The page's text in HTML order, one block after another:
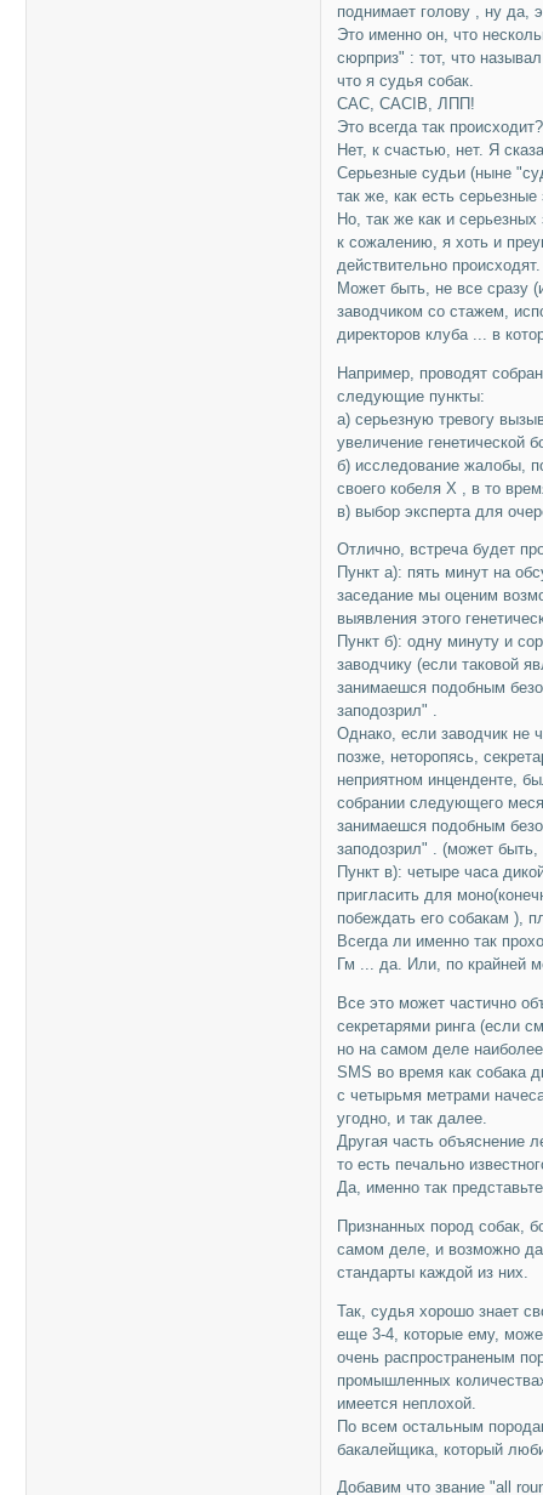
поднимает голову , ну да,
Это именно он, что
сюрприз" : тот, что
что я судья собак.
CAC, CACIB, ЛПП!
Это всегда так происходит?
Нет, к счастью, нет. Я
Серьезные судьи (ныне
так же, как есть серьезные
Но, так же как и
к сожалению, я хоть и
действительно происходят.
Может быть, не все сразу
заводчиком со стажем,
директоров клуба ... в
Например, проводят
следующие пункты:
а) серьезную тревогу
увеличение генетической
б) исследование жалобы,
своего кобеля Х , в то
в) выбор эксперта для
Отлично, встреча будет
Пункт а): пять минут на
заседание мы оценим
выявления этого
Пункт б): одну минуту и
заводчику (если таковой
занимаешся подобным
заподозрил" .
Однако, если заводчик не
позже, неторопясь,
неприятном инценденте,
собрании следующего
занимаешся подобным
заподозрил" . (может
Пункт в): четыре часа
пригласить для
побеждать его собакам ),
Всегда ли именно так
Гм ... да. Или, по крайней
Все это может частично
секретарями ринга (если
но на самом деле
SMS во время как собака
с четырьмя метрами
угодно, и так далее.
Другая часть объяснение
то есть печально
Да, именно так
Признанных пород собак,
самом деле, и возможно
стандарты каждой из них.
Так, судья хорошо знает
еще 3-4, которые ему,
очень распространеным
промышленных
имеется неплохой.
По всем остальным
бакалейщика, который
Добавим что звание "all